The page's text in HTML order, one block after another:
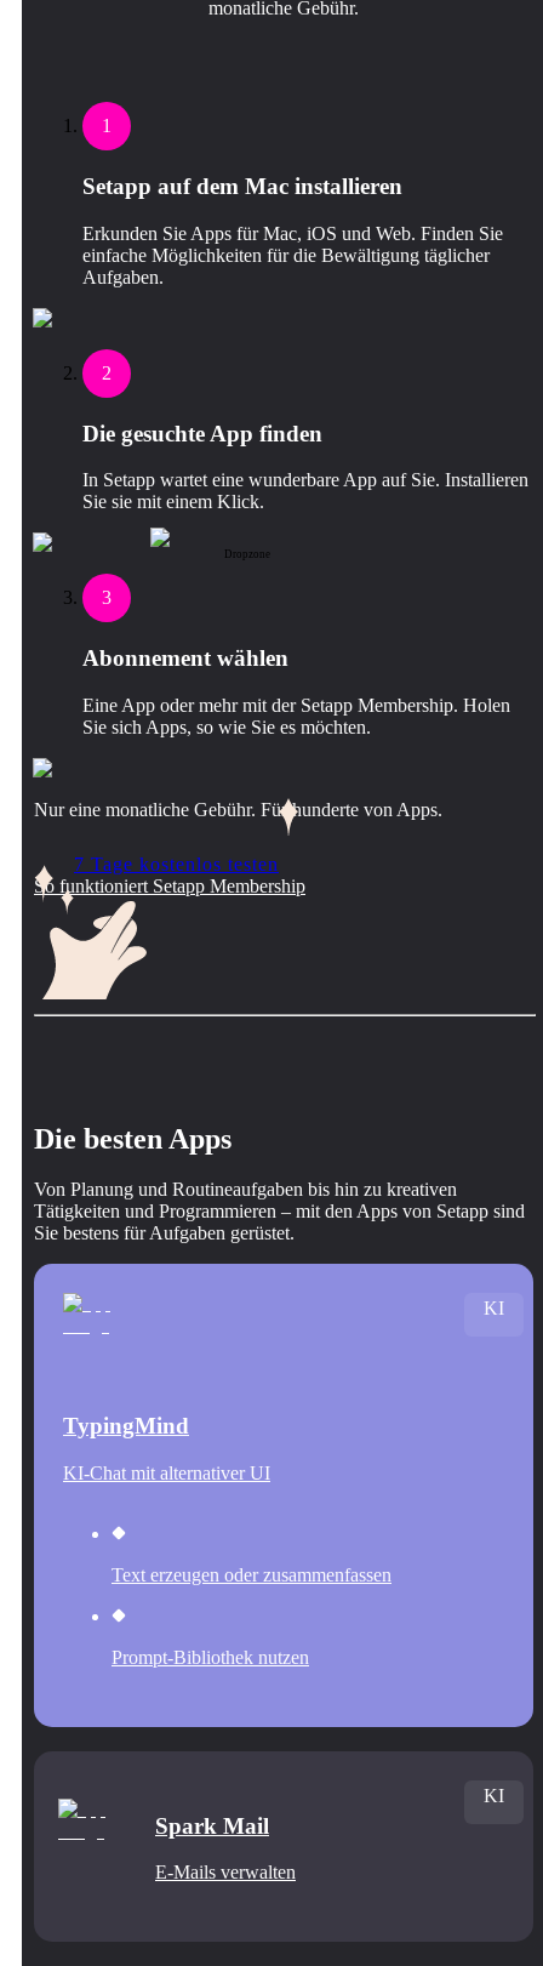
monatliche Gebühr.
1
Setapp auf dem Mac installieren
Erkunden Sie Apps für Mac, iOS und Web. Finden Sie
einfache Möglichkeiten für die Bewältigung täglicher
Aufgaben.
2
Die gesuchte App finden
In Setapp wartet eine wunderbare App auf Sie. Installieren
Sie sie mit einem Klick.
Dropzone
3
Abonnement wählen
Eine App oder mehr mit der Setapp Membership. Holen
Sie sich Apps, so wie Sie es möchten.
Nur eine monatliche Gebühr. Für hunderte von Apps.
7 Tage kostenlos testen
So funktioniert Setapp Membership
Die besten Apps
Von Planung und Routineaufgaben bis hin zu kreativen
Tätigkeiten und Programmieren – mit den Apps von Setapp sind
Sie bestens für Aufgaben gerüstet.
TypingMind
KI-Chat mit alternativer UI
Text erzeugen oder zusammenfassen
Prompt-Bibliothek nutzen
KI
Spark Mail
E-Mails verwalten
KI